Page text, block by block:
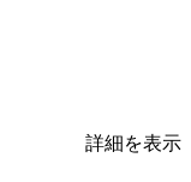
詳細を表示